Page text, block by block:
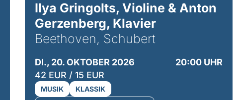
Ilya Gringolts, Violine & Anton
Gerzenberg, Klavier
Beethoven, Schubert
DI., 20. OKTOBER 2026
20:00 UHR
42 EUR / 15 EUR
MUSIK
KLASSIK